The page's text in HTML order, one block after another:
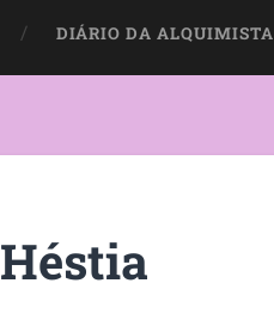
DIÁRIO DA ALQUIMISTA
Héstia